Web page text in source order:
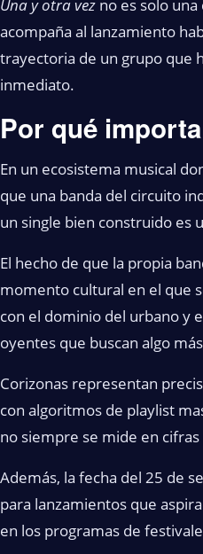
Una y otra vez no es solo
acompaña al lanzamiento
trayectoria de un grupo que
inmediato.
Por qué importa
En un ecosistema musical
que una banda del circuito
un single bien construido es
El hecho de que la propia
momento cultural en el que
con el dominio del urbano y
oyentes que buscan algo
Corizonas representan
con algoritmos de playlist
no siempre se mide en
Además, la fecha del 25 de
para lanzamientos que
en los programas de